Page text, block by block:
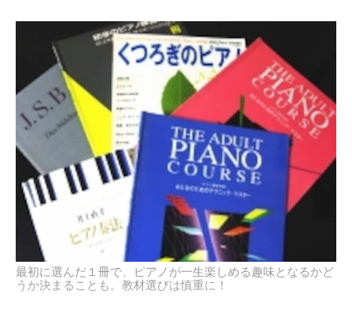
最初に選んだ１冊で、ピアノが一生楽しめる趣味となるかど
うか決まることも。教材選びは慎重に！